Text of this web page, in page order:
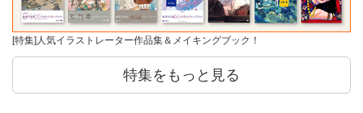
[特集]人気イラストレーター作品集＆メイキングブック！
特集をもっと見る